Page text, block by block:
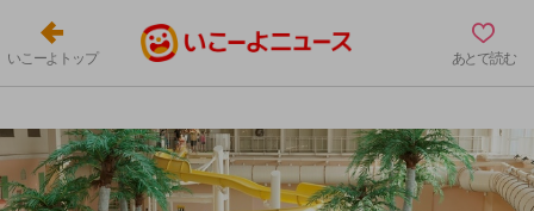
いこーよトップ あとで読む